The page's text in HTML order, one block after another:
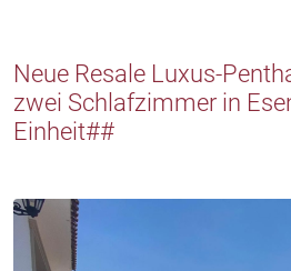
Neue Resale Luxus-
zwei Schlafzimmer in
Einheit##